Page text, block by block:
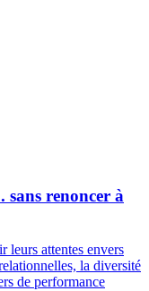
renoncer à
leurs attentes envers
la diversité
de performance